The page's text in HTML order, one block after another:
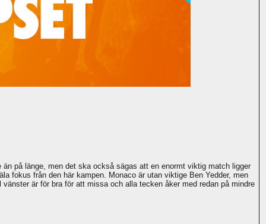
på länge, men det ska också sägas att en enormt viktig match ligger
fokus från den här kampen. Monaco är utan viktige Ben Yedder, men
är för bra för att missa och alla tecken åker med redan på mindre